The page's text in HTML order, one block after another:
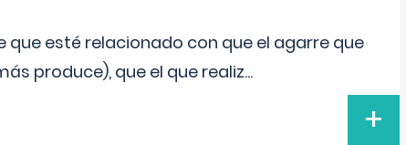
que esté relacionado con que el agarre que
produce), que el que realiz...
+